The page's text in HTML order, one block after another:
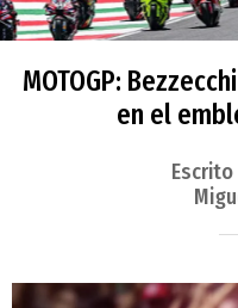
MOTOGP:
en el